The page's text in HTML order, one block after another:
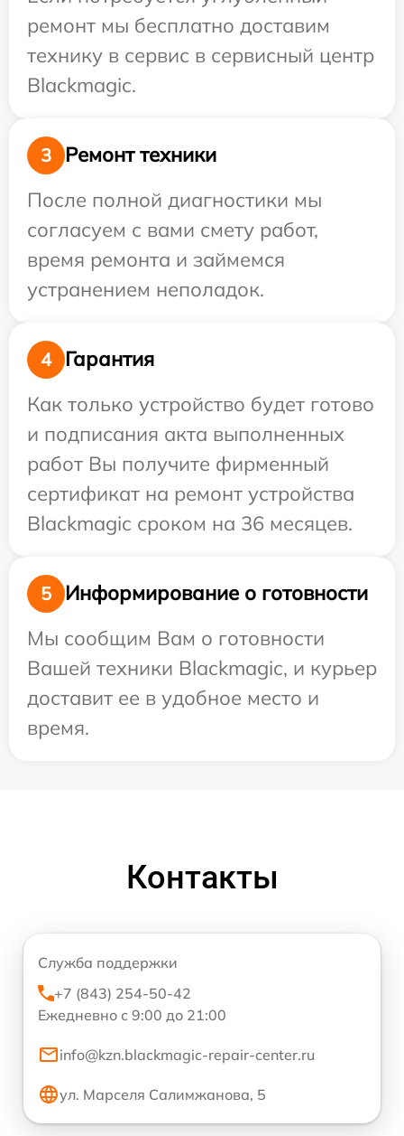
ремонт мы бесплатно доставим
технику в сервис в сервисный центр
Blackmagic.
3
Ремонт техники
После полной диагностики мы
согласуем с вами смету работ,
время ремонта и займемся
устранением неполадок.
4
Гарантия
Как только устройство будет готово
и подписания акта выполненных
работ Вы получите фирменный
сертификат на ремонт устройства
Blackmagic сроком на 36 месяцев.
5
Информирование о готовности
Мы сообщим Вам о готовности
Вашей техники Blackmagic, и курьер
доставит ее в удобное место и
время.
Контакты
Служба поддержки
+7 (843) 254-50-42
Ежедневно с 9:00 до 21:00
info@kzn.blackmagic-repair-center.ru
ул. Марселя Салимжанова, 5